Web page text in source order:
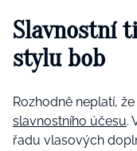
Slavnostní
stylu bob
Rozhodně neplatí,
slavnostního účesu.
řadu vlasových